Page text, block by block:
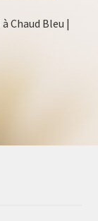
Chaud Bleu |